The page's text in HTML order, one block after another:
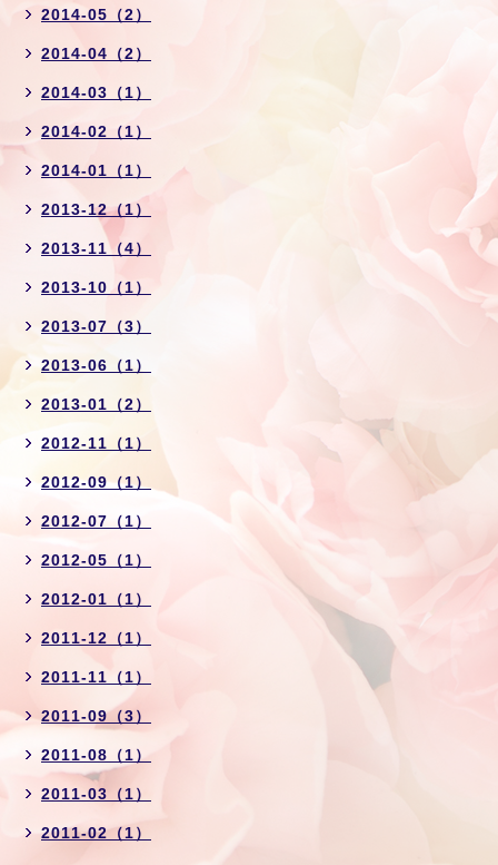
2014-05（2）
2014-04（2）
2014-03（1）
2014-02（1）
2014-01（1）
2013-12（1）
2013-11（4）
2013-10（1）
2013-07（3）
2013-06（1）
2013-01（2）
2012-11（1）
2012-09（1）
2012-07（1）
2012-05（1）
2012-01（1）
2011-12（1）
2011-11（1）
2011-09（3）
2011-08（1）
2011-03（1）
2011-02（1）